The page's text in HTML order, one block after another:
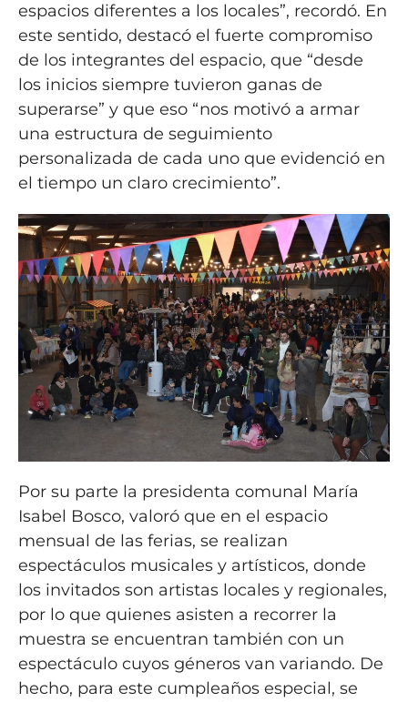
espacios diferentes a los locales”, recordó. En
este sentido, destacó el fuerte compromiso
de los integrantes del espacio, que “desde
los inicios siempre tuvieron ganas de
superarse” y que eso “nos motivó a armar
una estructura de seguimiento
personalizada de cada uno que evidenció en
el tiempo un claro crecimiento”.
Por su parte la presidenta comunal María
Isabel Bosco, valoró que en el espacio
mensual de las ferias, se realizan
espectáculos musicales y artísticos, donde
los invitados son artistas locales y regionales,
por lo que quienes asisten a recorrer la
muestra se encuentran también con un
espectáculo cuyos géneros van variando. De
hecho, para este cumpleaños especial, se